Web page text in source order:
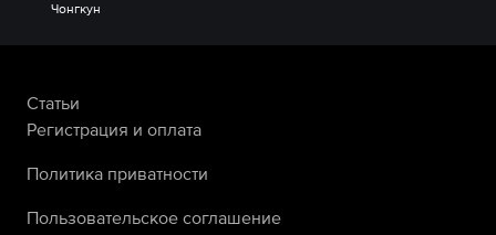
Чонгкун
Статьи
Регистрация и оплата
Политика приватности
Пользовательское соглашение